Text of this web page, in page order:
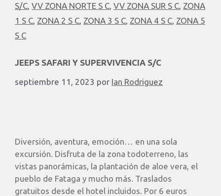
S/C VV ZONA NORTE S C VV ZONA SUR S C ZONA
1 S C ZONA 2 S C ZONA 3 S C ZONA 4 S C ZONA 5
S C
JEEPS SAFARI Y SUPERVIVENCIA S/C
septiembre 11, 2023 por Ian Rodriguez
Diversión, aventura, emoción… en una sola
excursión. Disfruta de la zona todoterreno, las
vistas panorámicas, la plantación de aloe vera, el
pueblo de Fataga y mucho más. Traslados
gratuitos desde el hotel incluidos. Por 6 euros